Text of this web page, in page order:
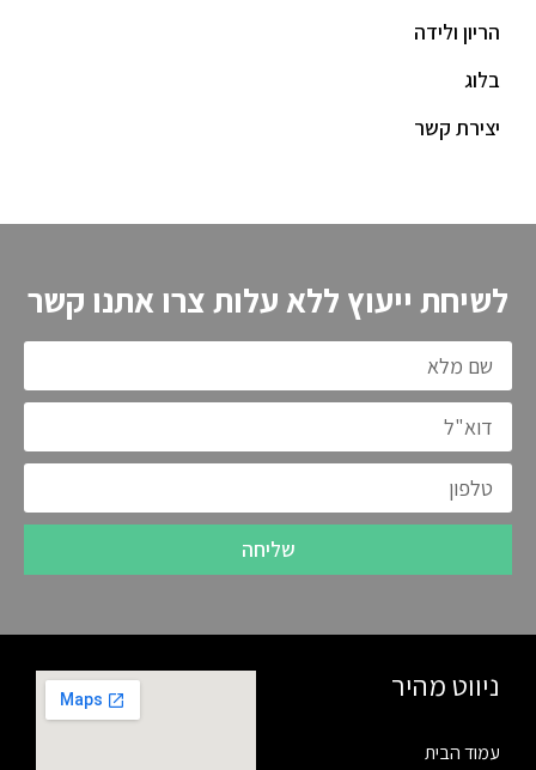
הריון ולידה
בלוג
יצירת קשר
לשיחת ייעוץ ללא עלות צרו אתנו קשר
שליחה
ניווט מהיר
עמוד הבית